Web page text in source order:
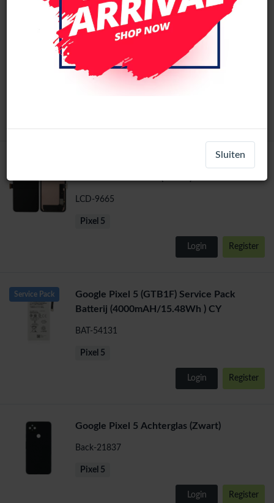
Google Pixel 5 4G/5G Origineel LCD
Scherm Met Frame+oorSpeaker (Zwart)
LCD-66791
LCD-9665
Pixel 5
Login Register
Service Pack
Google Pixel 5 (GTB1F) Service Pack
Batterij (4000mAH/15.48Wh ) CY
BAT-54131
Pixel 5
Login Register
Google Pixel 5 Achterglas (Zwart)
Back-21837
Pixel 5
Login Register
Sluiten